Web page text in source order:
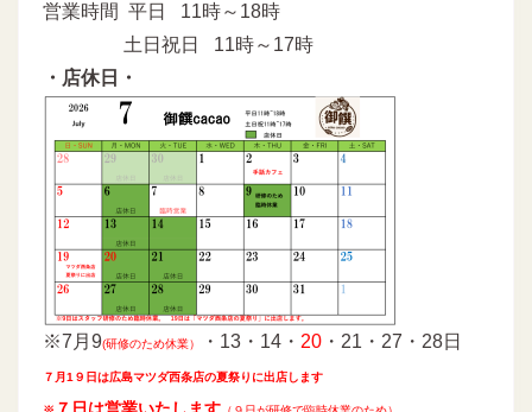
営業時間 平日 11時～18時
土日祝日 11時～17時
・店休日・
※7月9(研修のため休業） ・13・14・ 20 ・21・27・28日
７月1９日は広島マツダ西条店の夏祭りに出店します